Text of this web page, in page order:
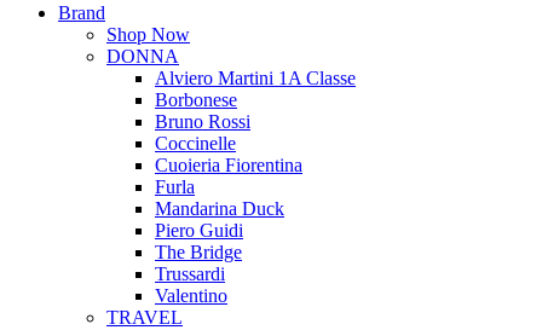
Close
Brand
Shop Now
DONNA
Alviero Martini 1A Classe
Borbonese
Bruno Rossi
Coccinelle
Cuoieria Fiorentina
Furla
Mandarina Duck
Piero Guidi
The Bridge
Trussardi
Valentino
TRAVEL